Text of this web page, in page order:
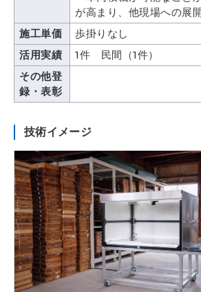
が高まり、他現場への展
施工単価
歩掛りなし
活用実績
1件 民間（1件）
その他登
録・表彰
技術イメージ